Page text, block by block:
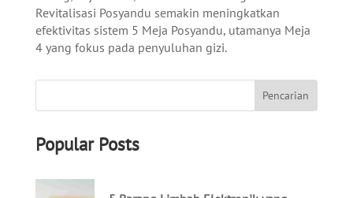
Revitalisasi Posyandu semakin meningkatkan
efektivitas sistem 5 Meja Posyandu, utamanya Meja
4 yang fokus pada penyuluhan gizi.
Popular Posts